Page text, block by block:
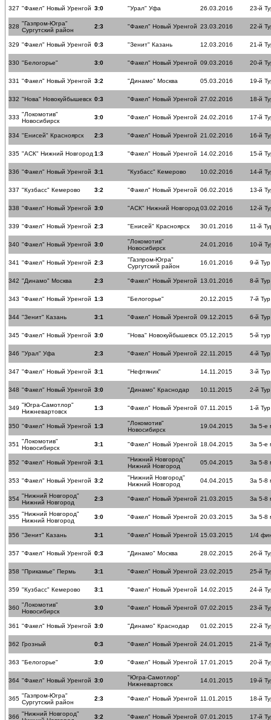
327 "Факел" Новый Уренгой 3:0 "Урал" Уфа 26.03.2016 23-й
328 "Газпром-Югра"
Сургутский район
2:3 "Факел" Новый Уренгой 23.03.2016 22-й
329 "Факел" Новый Уренгой 0:3 "Зенит" Казань 12.03.2016 21-й
330 "Белогорье" 3:0 "Факел" Новый Уренгой 09.03.2016 20-й
331 "Факел" Новый Уренгой 3:2 "Динамо" Москва 05.03.2016 19-й
332 "Нова" Новокуйбышевск 0:3 "Факел" Новый Уренгой 27.02.2016 18-й
333 "Локомотив"
Новосибирск
3:0 "Факел" Новый Уренгой 24.02.2016 17-й
334 "Енисей" Красноярск 2:3 "Факел" Новый Уренгой 21.02.2016 16-й
335 "АСК" Нижний Новгород 1:3 "Факел" Новый Уренгой 14.02.2016 15-й
336 "Факел" Новый Уренгой 3:1 "Кузбасс" Кемерово 10.02.2016 14-й
337 "Кузбасс" Кемерово 3:2 "Факел" Новый Уренгой 06.02.2016 13-й
338 "Факел" Новый Уренгой 3:0 "АСК" Нижний Новгород 03.02.2016 12-й
339 "Факел" Новый Уренгой 2:3 "Енисей" Красноярск 30.01.2016 11-й
340 "Факел" Новый Уренгой 3:0
"Локомотив"
Новосибирск
24.01.2016 10-й
341 "Факел" Новый Уренгой 2:3
"Газпром-Югра"
Сургутский район
16.01.2016 9-й Тур
342 "Динамо" Москва 2:3 "Факел" Новый Уренгой 13.01.2016 8-й Тур
343 "Факел" Новый Уренгой 1:3 "Белогорье" 20.12.2015 7-й Тур
344 "Зенит" Казань 3:1 "Факел" Новый Уренгой 09.12.2015 6-й Тур
345 "Факел" Новый Уренгой 3:0 "Нова" Новокуйбышевск 05.12.2015 5-й тур
346 "Урал" Уфа 2:3 "Факел" Новый Уренгой 22.11.2015 4-й Тур
347 "Факел" Новый Уренгой 3:1 "Нефтяник" 14.11.2015 3-й Тур
348 "Факел" Новый Уренгой 3:0 "Динамо" Краснодар 10.11.2015 2-й Тур
349 "Югра-Самотлор"
Нижневартовск
1:3 "Факел" Новый Уренгой 07.11.2015 1-й Тур
350 "Факел" Новый Уренгой 1:3
"Локомотив"
Новосибирск
19.04.2015 За 5-е
351 "Локомотив"
Новосибирск
3:1 "Факел" Новый Уренгой 18.04.2015 За 5-е
352 "Факел" Новый Уренгой 3:1
"Нижний Новгород"
Нижний Новгород
05.04.2015 За 5-8
353 "Факел" Новый Уренгой 3:2
"Нижний Новгород"
Нижний Новгород
04.04.2015 За 5-8
354 "Нижний Новгород"
Нижний Новгород
2:3 "Факел" Новый Уренгой 21.03.2015 За 5-8
355 "Нижний Новгород"
Нижний Новгород
3:0 "Факел" Новый Уренгой 20.03.2015 За 5-8
356 "Зенит" Казань 3:1 "Факел" Новый Уренгой 15.03.2015 1/4
357 "Факел" Новый Уренгой 0:3 "Динамо" Москва 28.02.2015 26-й
358 "Прикамье" Пермь 3:1 "Факел" Новый Уренгой 23.02.2015 25-й
359 "Кузбасс" Кемерово 3:1 "Факел" Новый Уренгой 14.02.2015 24-й
360 "Локомотив"
Новосибирск
3:0 "Факел" Новый Уренгой 07.02.2015 23-й
361 "Факел" Новый Уренгой 3:0 "Динамо" Краснодар 01.02.2015 22-й
362 Грозный 0:3 "Факел" Новый Уренгой 24.01.2015 21-й
363 "Белогорье" 3:0 "Факел" Новый Уренгой 17.01.2015 20-й
364 "Факел" Новый Уренгой 3:0
"Югра-Самотлор"
Нижневартовск
14.01.2015 19-й
365 "Газпром-Югра"
Сургутский район
2:3 "Факел" Новый Уренгой 11.01.2015 18-й
366 "Нижний Новгород"
3:2 "Факел" Новый Уренгой 07.01.2015 17-й